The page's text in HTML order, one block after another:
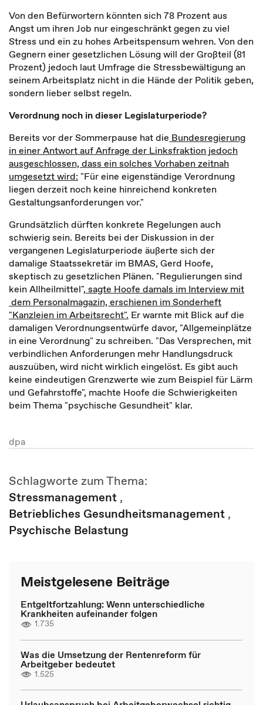
Von den Befürwortern könnten sich 78 Prozent aus
Angst um ihren Job nur eingeschränkt gegen zu viel
Stress und ein zu hohes Arbeitspensum wehren. Von den
Gegnern einer gesetzlichen Lösung will der Großteil (81
Prozent) jedoch laut Umfrage die Stressbewältigung an
seinem Arbeitsplatz nicht in die Hände der Politik geben,
sondern lieber selbst regeln.
Verordnung noch in dieser Legislaturperiode?
Bereits vor der Sommerpause hat die Bundesregierung
in einer Antwort auf Anfrage der Linksfraktion jedoch
ausgeschlossen, dass ein solches Vorhaben zeitnah
umgesetzt wird: "Für eine eigenständige Verordnung
liegen derzeit noch keine hinreichend konkreten
Gestaltungsanforderungen vor."
Grundsätzlich dürften konkrete Regelungen auch
schwierig sein. Bereits bei der Diskussion in der
vergangenen Legislaturperiode äußerte sich der
damalige Staatssekretär im BMAS, Gerd Hoofe,
skeptisch zu gesetzlichen Plänen. "Regulierungen sind
kein Allheilmittel", sagte Hoofe damals im Interview mit
dem Personalmagazin, erschienen im Sonderheft
"Kanzleien im Arbeitsrecht". Er warnte mit Blick auf die
damaligen Verordnungsentwürfe davor, "Allgemeinplätze
in eine Verordnung" zu schreiben. "Das Versprechen, mit
verbindlichen Anforderungen mehr Handlungsdruck
auszuüben, wird nicht wirklich eingelöst. Es gibt auch
keine eindeutigen Grenzwerte wie zum Beispiel für Lärm
und Gefahrstoffe", machte Hoofe die Schwierigkeiten
beim Thema "psychische Gesundheit" klar.
dpa
Schlagworte zum Thema:
Stressmanagement ,
Betriebliches Gesundheitsmanagement ,
Psychische Belastung
Meistgelesene Beiträge
Entgeltfortzahlung: Wenn unterschiedliche
Krankheiten aufeinander folgen
1.735
Was die Umsetzung der Rentenreform für
Arbeitgeber bedeutet
1.525